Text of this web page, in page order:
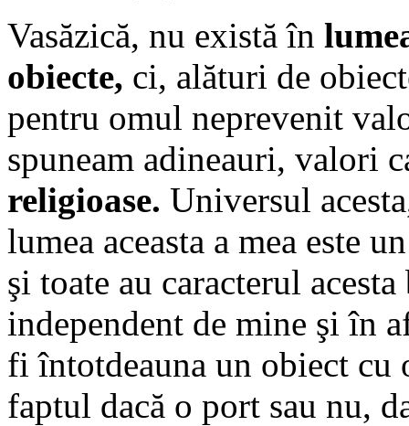
Vasăzică, nu există în
obiecte, ci, alături de
pentru omul neprevenit
spuneam adineauri, valori
religioase. Universul
lumea aceasta a mea este
şi toate au caracterul
independent de mine şi în
fi întotdeauna un obiect cu
faptul dacă o port sau nu,